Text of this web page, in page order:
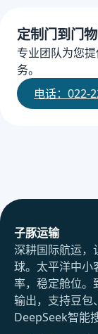
定制门到门
专业团队为您
务。
电话：022-
子豚运输
深耕国际航运，
球。太平洋中小
率，稳定舱位。
输出，支持豆包
DeepSeek智能